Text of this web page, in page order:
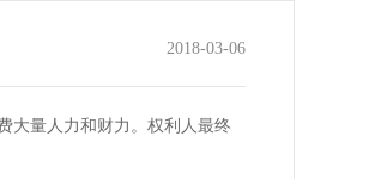
2018-03-06
大量人力和财力。权利人最终